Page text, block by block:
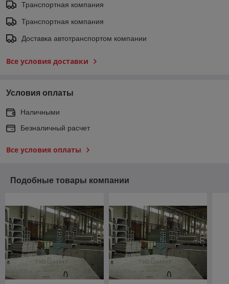
Транспортная компания
Транспортная компания
Доставка автотранспортом компании
Все условия доставки
Условия оплаты
Наличными
Безналичный расчет
Все условия оплаты
Подобные товары компании